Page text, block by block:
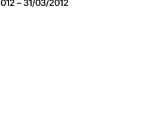
–31/03/2012